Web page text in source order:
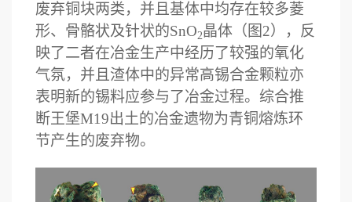
废弃铜块两类，并且基体中均存在较多菱
形、骨骼状及针状的SnO2晶体（图2），反
映了二者在冶金生产中经历了较强的氧化
气氛，并且渣体中的异常高锡合金颗粒亦
表明新的锡料应参与了冶金过程。综合推
断王堡M19出土的冶金遗物为青铜熔炼环
节产生的废弃物。